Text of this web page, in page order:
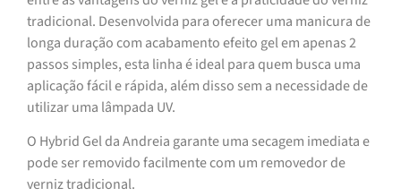
tradicional. Desenvolvida para oferecer uma manicura de
longa duração com acabamento efeito gel em apenas 2
passos simples, esta linha é ideal para quem busca uma
aplicação fácil e rápida, além disso sem a necessidade de
utilizar uma lâmpada UV.
O Hybrid Gel da Andreia garante uma secagem imediata e
pode ser removido facilmente com um removedor de
verniz tradicional.